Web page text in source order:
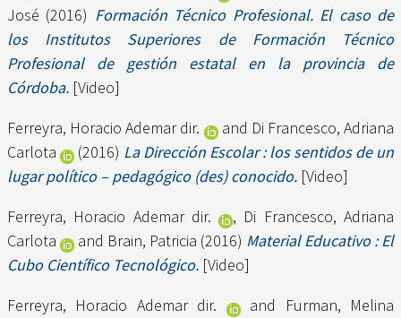
José (2016) Formación Técnico Profesional. El caso de
los Institutos Superiores de Formación Técnico
Profesional de gestión estatal en la provincia de
Córdoba. [Video]
Ferreyra, Horacio Ademar dir.
and Di Francesco, Adriana
Carlota
(2016) La Dirección Escolar : los sentidos de un
lugar político – pedagógico (des) conocido. [Video]
Ferreyra, Horacio Ademar dir.
, Di Francesco, Adriana
Carlota
and Brain, Patricia (2016) Material Educativo : El
Cubo Científico Tecnológico. [Video]
Ferreyra, Horacio Ademar dir.
and
Furman, Melina